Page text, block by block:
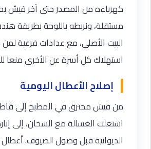
كهرباءه من المصدر حتى آخر فيش
مستقلة، ونربطه باللوحة بطريقة
البيت الأصلي، مع عدادات فرعية
استهلاك كل أسرة عن الأخرى منعا
إصلاح الأعطال اليومية
من فيش محترق في المطبخ إلى
اشتغلت الغسالة مع السخان، إلى
الديوانية قبل وصول الضيوف.